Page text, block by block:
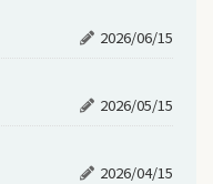
2026/06/15
2026/05/15
2026/04/15